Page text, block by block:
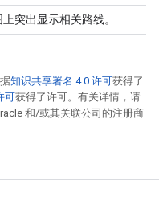
突出显示相关路线。
知识共享署名 4.0 许可获得了
可获得了许可。有关详情，请
和/或其关联公司的注册商